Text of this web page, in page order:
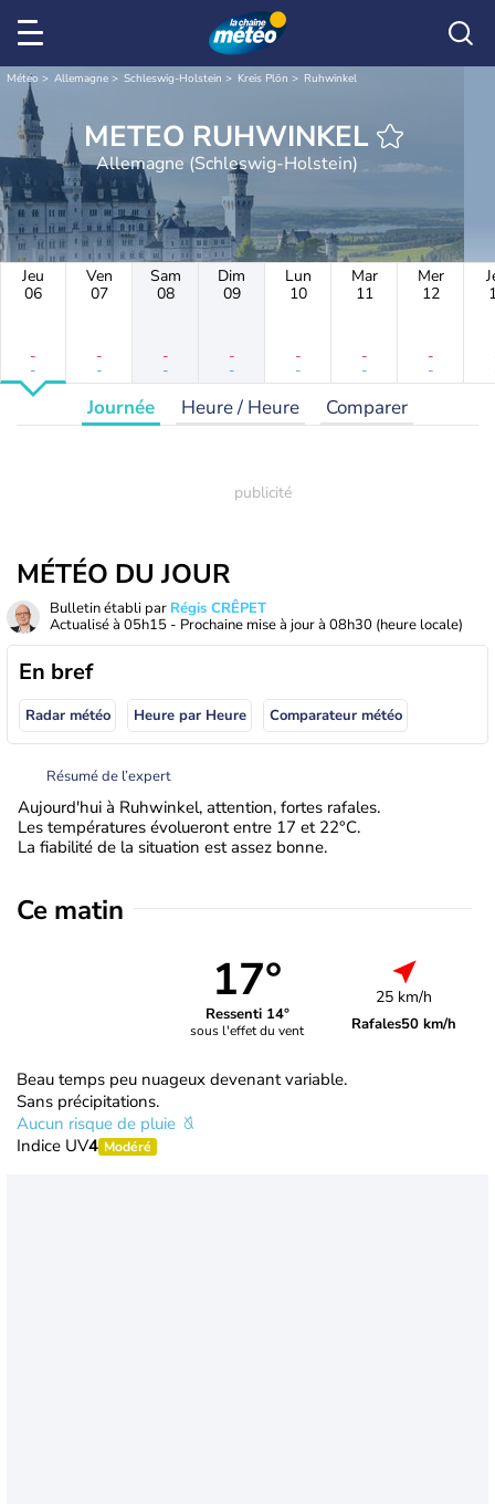
Météo Allemagne Schleswig-Holstein Kreis Plön Ruhwinkel
METEO RUHWINKEL
Allemagne (Schleswig-Holstein)
Jeu
06
-
-
Ven
07
-
-
Sam
08
-
-
Dim
09
-
-
Lun
10
-
-
Mar
11
-
-
Mer
12
-
-
Journée Heure / Heure Comparer
MÉTÉO DU JOUR
Bulletin établi par Régis CRÊPET
Actualisé à 05h15 - Prochaine mise à jour à 08h30 (heure locale)
En bref
Radar météo Heure par Heure Comparateur météo
Résumé de l’expert
Aujourd'hui à Ruhwinkel, attention, fortes rafales.
Les températures évolueront entre 17 et 22°C.
La fiabilité de la situation est assez bonne.
Ce matin
17°
Ressenti 14°
sous l'effet du vent
25 km/h
Rafales50 km/h
Beau temps peu nuageux devenant variable.
Sans précipitations.
Aucun risque de pluie
Indice UV4 Modéré